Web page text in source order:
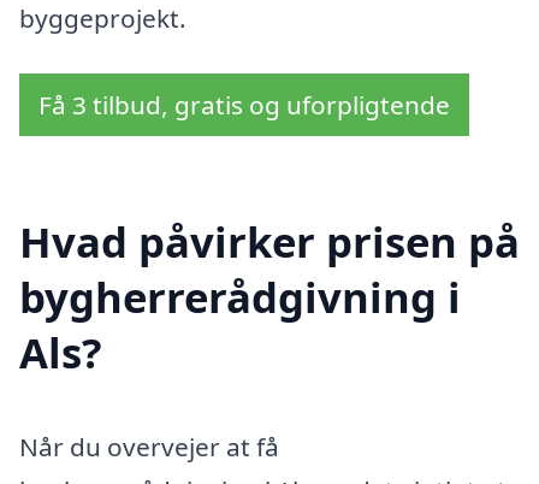
byggeprojekt.
Få 3 tilbud, gratis og uforpligtende
Hvad påvirker prisen på
bygherrerådgivning i
Als?
Når du overvejer at få